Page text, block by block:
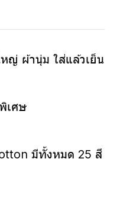
ญ่ ผ้านุ่ม ใส่แล้วเย็น
เศษ
มีทั้งหมด 25 สี